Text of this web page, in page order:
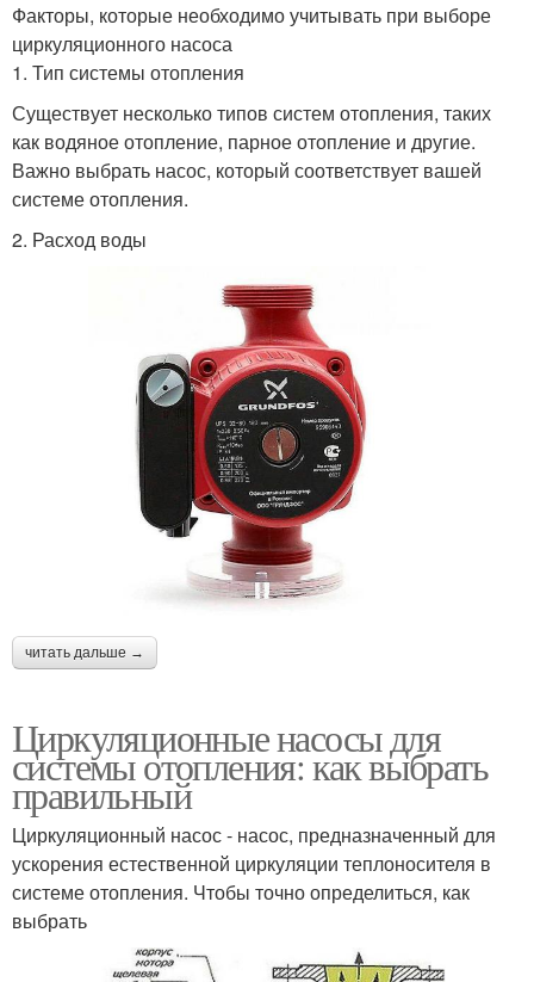
Факторы, которые необходимо учитывать при выборе
циркуляционного насоса
1. Тип системы отопления
Существует несколько типов систем отопления, таких
как водяное отопление, парное отопление и другие.
Важно выбрать насос, который соответствует вашей
системе отопления.
2. Расход воды
читать дальше →
Циркуляционные насосы для
системы отопления: как выбрать
правильный
Циркуляционный насос - насос, предназначенный для
ускорения естественной циркуляции теплоносителя в
системе отопления. Чтобы точно определиться, как
выбрать